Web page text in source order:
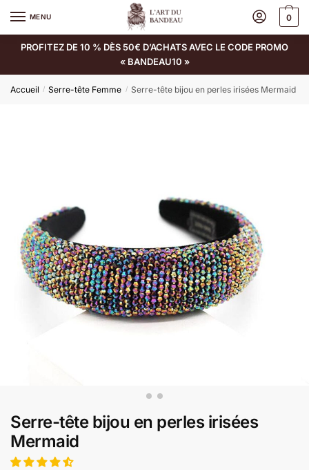
MENU 0
PROFITEZ DE 10 % DÈS 50€ D’ACHATS AVEC LE CODE PROMO
« BANDEAU10 »
Accueil / Serre-tête Femme / Serre-tête bijou en perles irisées Mermaid
Serre-tête bijou en perles irisées
Mermaid